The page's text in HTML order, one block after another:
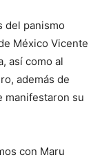
del panismo
México Vicente
así como al
además de
manifestaron su
con Maru